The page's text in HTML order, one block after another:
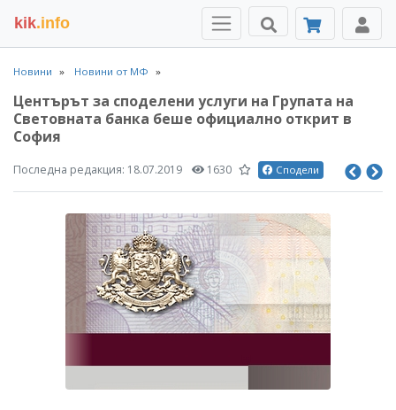
kik.info
Новини Новини от МФ
Центърът за споделени услуги на Групата на
Световната банка беше официално открит в
София
Последна редакция: 18.07.2019 1630 Сподели